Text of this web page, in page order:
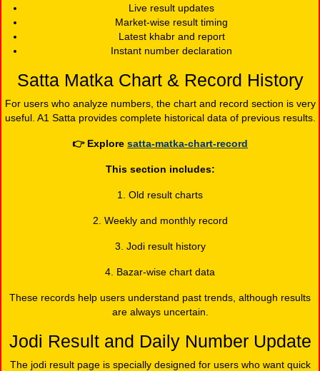
Live result updates
Market-wise result timing
Latest khabr and report
Instant number declaration
Satta Matka Chart & Record History
For users who analyze numbers, the chart and record section is very
useful. A1 Satta provides complete historical data of previous results.
👉 Explore satta-matka-chart-record
This section includes:
1. Old result charts
2. Weekly and monthly record
3. Jodi result history
4. Bazar-wise chart data
These records help users understand past trends, although results
are always uncertain.
Jodi Result and Daily Number Update
The jodi result page is specially designed for users who want quick